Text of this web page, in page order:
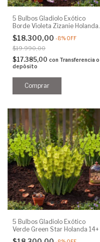
5 Bulbos Gladiolo Exótico
Borde Violeta Zizanie Holanda
14+
$18.300,00 -8% OFF
$19.990,00
$17.385,00 con Transferencia o
depósito
5 Bulbos Gladiolo Exótico
Verde Green Star Holanda 14+